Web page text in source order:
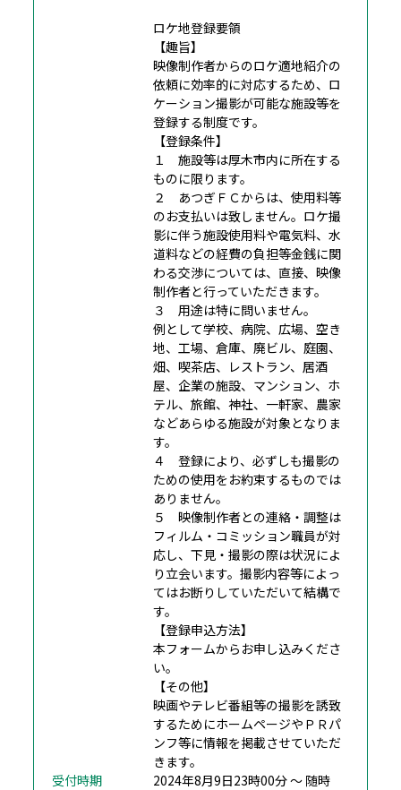
ロケ地登録要領
【趣旨】
映像制作者からのロケ適地紹介の
依頼に効率的に対応するため、ロ
ケーション撮影が可能な施設等を
登録する制度です。
【登録条件】
１ 施設等は厚木市内に所在する
ものに限ります。
２ あつぎＦＣからは、使用料等
のお支払いは致しません。ロケ撮
影に伴う施設使用料や電気料、水
道料などの経費の負担等金銭に関
わる交渉については、直接、映像
制作者と行っていただきます。
３ 用途は特に問いません。
例として学校、病院、広場、空き
地、工場、倉庫、廃ビル、庭園、
畑、喫茶店、レストラン、居酒
屋、企業の施設、マンション、ホ
テル、旅館、神社、一軒家、農家
などあらゆる施設が対象となりま
す。
４ 登録により、必ずしも撮影の
ための使用をお約束するものでは
ありません。
５ 映像制作者との連絡・調整は
フィルム・コミッション職員が対
応し、下見・撮影の際は状況によ
り立会います。撮影内容等によっ
てはお断りしていただいて結構で
す。
【登録申込方法】
本フォームからお申し込みくださ
い。
【その他】
映画やテレビ番組等の撮影を誘致
するためにホームページやＰＲパ
ンフ等に情報を掲載させていただ
きます。
受付時期
2024年8月9日23時00分 ～ 随時